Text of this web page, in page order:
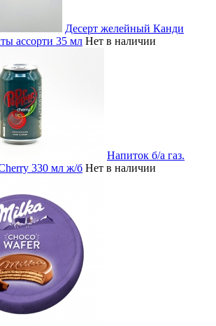
Десерт желейный Канди
ассорти 35 мл Нет в наличии
Напиток б/а газ.
330 мл ж/б Нет в наличии